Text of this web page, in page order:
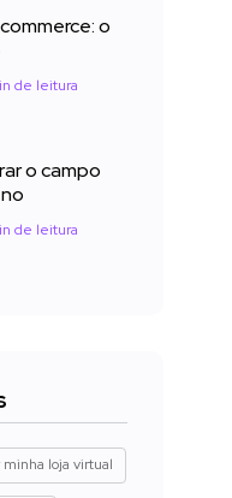
o
de leitura
o campo
de leitura
loja virtual